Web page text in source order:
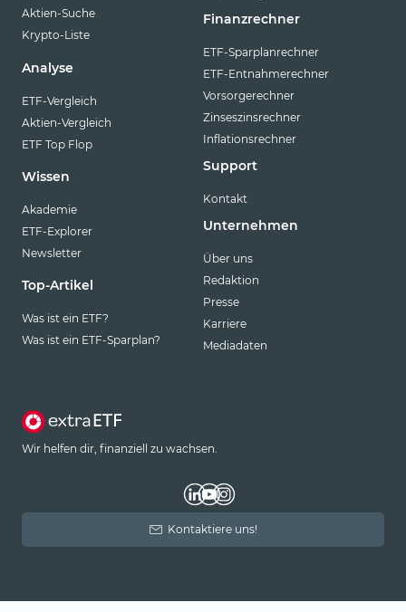
Aktien-Suche
Krypto-Liste
Analyse
ETF-Vergleich
Aktien-Vergleich
ETF Top Flop
Wissen
Akademie
ETF-Explorer
Newsletter
Top-Artikel
Was ist ein ETF?
Was ist ein ETF-Sparplan?
Finanzrechner
ETF-Sparplanrechner
ETF-Entnahmerechner
Vorsorgerechner
Zinseszinsrechner
Inflationsrechner
Support
Kontakt
Unternehmen
Über uns
Redaktion
Presse
Karriere
Mediadaten
Wir helfen dir, finanziell zu wachsen.
Kontaktiere uns!